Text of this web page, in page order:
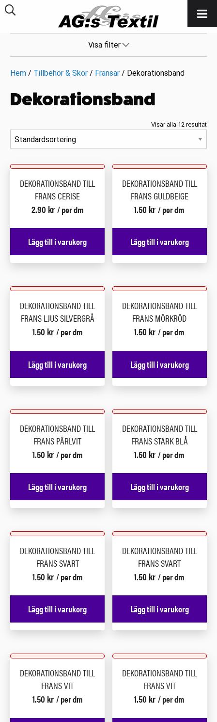
Visa filter
Hem / Tillbehör & Skor / Fransar / Dekorationsband
Dekorationsband
Visar alla 12 resultat
DEKORATIONSBAND TILL
FRANS CERISE
2.90 kr / per dm
Lägg till i varukorg
DEKORATIONSBAND TILL
FRANS GULDBEIGE
1.50 kr / per dm
Lägg till i varukorg
DEKORATIONSBAND TILL
FRANS LJUS SILVERGRÅ
1.50 kr / per dm
Lägg till i varukorg
DEKORATIONSBAND TILL
FRANS MÖRKRÖD
1.50 kr / per dm
Lägg till i varukorg
DEKORATIONSBAND TILL
FRANS PÄRLVIT
1.50 kr / per dm
Lägg till i varukorg
DEKORATIONSBAND TILL
FRANS STARK BLÅ
1.50 kr / per dm
Lägg till i varukorg
DEKORATIONSBAND TILL
FRANS SVART
1.50 kr / per dm
Lägg till i varukorg
DEKORATIONSBAND TILL
FRANS SVART
1.50 kr / per dm
Lägg till i varukorg
DEKORATIONSBAND TILL
FRANS VIT
1.50 kr / per dm
DEKORATIONSBAND TILL
FRANS VIT
1.50 kr / per dm